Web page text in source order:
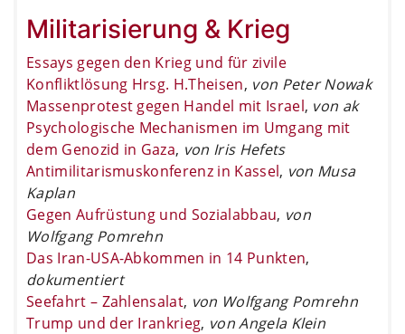
Militarisierung & Krieg
Essays gegen den Krieg und für zivile
Konfliktlösung Hrsg. H.Theisen, von Peter Nowak
Massenprotest gegen Handel mit Israel, von ak
Psychologische Mechanismen im Umgang mit
dem Genozid in Gaza, von Iris Hefets
Antimilitarismuskonferenz in Kassel, von Musa
Kaplan
Gegen Aufrüstung und Sozialabbau, von
Wolfgang Pomrehn
Das Iran-USA-Abkommen in 14 Punkten,
dokumentiert
Seefahrt – Zahlensalat, von Wolfgang Pomrehn
Trump und der Irankrieg, von Angela Klein